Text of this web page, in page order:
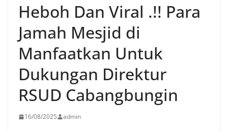
Heboh Dan Viral .!! Para
Jamah Mesjid di
Manfaatkan Untuk
Dukungan Direktur
RSUD Cabangbungin
16/08/2025 admin